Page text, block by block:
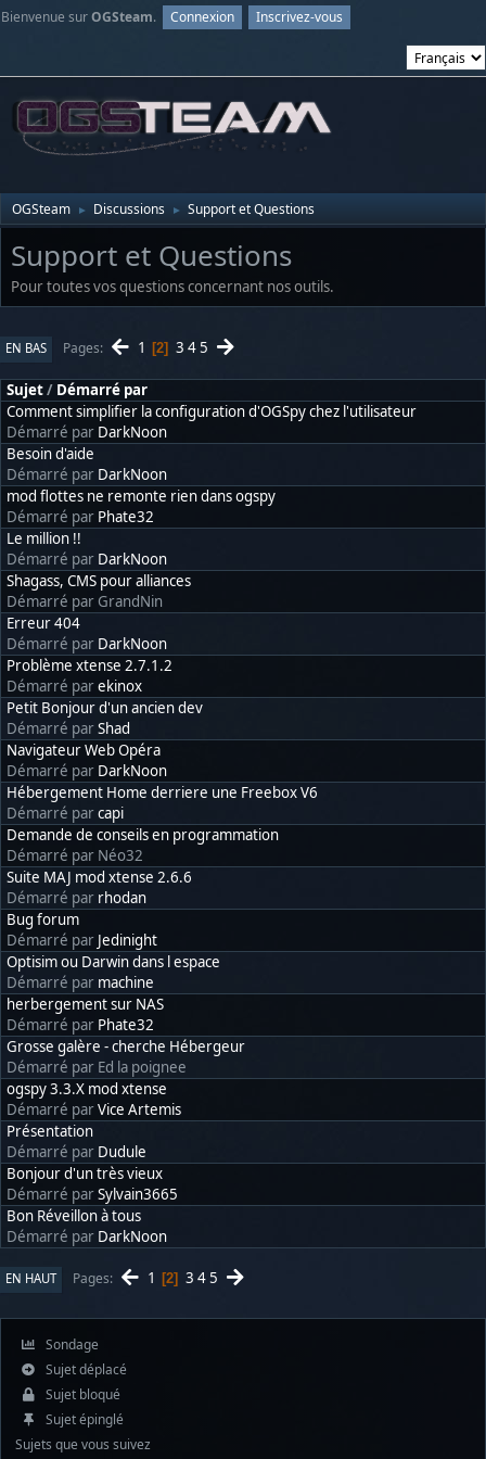
Bienvenue surOGSteam. Connexion Inscrivez-vous
OGSteam ► Discussions ► Support et Questions
Support et Questions
Pour toutes vos questions concernant nos outils.
EN BAS Pages 1 2 3 45
Sujet/ Démarré par
Comment simplifier la configuration d'OGSpy chez l'utilisateur
Démarré par DarkNoon
Besoin d'aide
Démarré par DarkNoon
mod flottes ne remonte rien dans ogspy
Démarré par Phate32
Le million !!
Démarré par DarkNoon
Shagass, CMS pour alliances
Démarré par GrandNin
Erreur 404
Démarré par DarkNoon
Problème xtense 2.7.1.2
Démarré parekinox
Petit Bonjour d'un ancien dev
Démarré parShad
Navigateur Web Opéra
Démarré par DarkNoon
Hébergement Home derriere une Freebox V6
Démarré parcapi
Demande de conseils en programmation
Démarré par Néo32
Suite MAJ mod xtense 2.6.6
Démarré par rhodan
Bug forum
Démarré par Jedinight
Optisim ou Darwin dans l espace
Démarré par machine
herbergement sur NAS
Démarré par Phate32
Grosse galère - cherche Hébergeur
Démarré par Ed la poignee
ogspy 3.3.X mod xtense
Démarré parVice Artemis
Présentation
Démarré par Dudule
Bonjour d'un très vieux
Démarré parSylvain3665
Bon Réveillon à tous
Démarré par DarkNoon
EN HAUT Pages 1 2 3 45
Sondage
Sujet déplacé
Sujet bloqué
Sujet épinglé
Sujets que vous suivez